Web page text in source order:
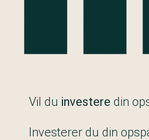
Vil du investere din
Investerer du din